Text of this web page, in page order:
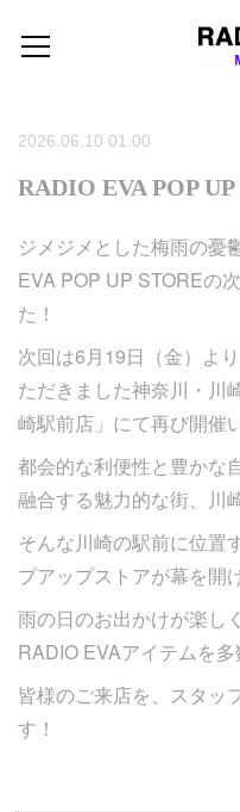
2026.06.10 01:00
RADIO EVA POP
ジメジメとした梅雨の憂
EVA POP UP STOREの
た！
次回は6月19日（金）よ
ただきました神奈川・川
崎駅前店」にて再び開催
都会的な利便性と豊かな
融合する魅力的な街、川崎
そんな川崎の駅前に位置
プアップストアが幕を開
雨の日のお出かけが楽し
RADIO EVAアイテムを多
皆様のご来店を、スタッ
す！